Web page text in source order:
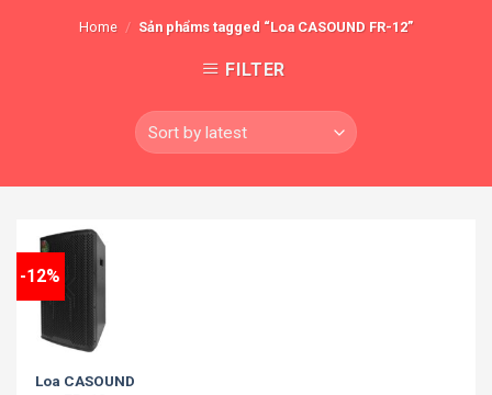
Home / Sản phẩms tagged “Loa CASOUND FR-12”
FILTER
-12%
Loa CASOUND